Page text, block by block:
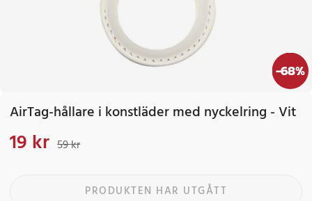
-68%
AirTag-hållare i konstläder med nyckelring - Vit
Nuvarande pris
19 kr 59 kr
PRODUKTEN HAR UTGÅTT